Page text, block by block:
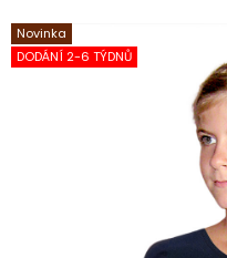
Novinka
DODÁNÍ 2-6 TÝDNŮ